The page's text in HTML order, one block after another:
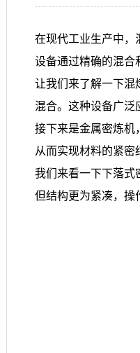
在现代工业生产中，
设备通过精确的混合
让我们来了解一下混
混合。这种设备广泛
接下来是金属密炼机
从而实现材料的紧密
我们来看一下下落式
但结构更为紧凑，操